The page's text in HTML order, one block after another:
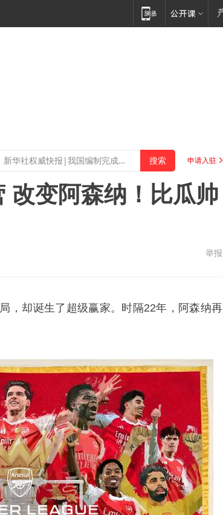
申请入驻
改变阿森纳！比瓜帅
举报
，却诞生了超级赢家。时隔22年，阿森纳再